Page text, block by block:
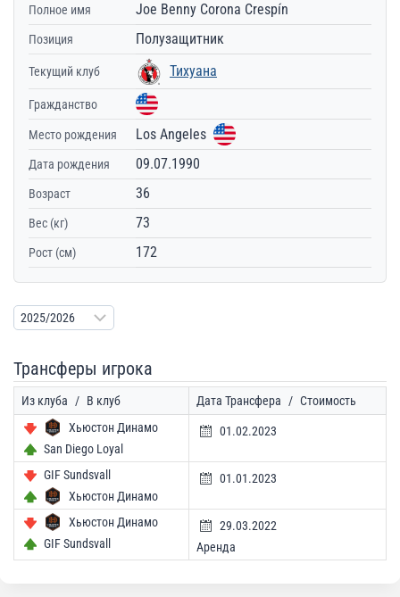
Полное имя Joe Benny Corona Crespín
Позиция Полузащитник
Текущий клуб Тихуана
Гражданство
Место рождения Los Angeles
Дата рождения 09.07.1990
Возраст 36
Вес (кг) 73
Рост (см) 172
Трансферы игрока
Из клуба / В клуб Дата Трансфера / Стоимость
Хьюстон Динамо
San Diego Loyal
01.02.2023
GIF Sundsvall
Хьюстон Динамо
01.01.2023
Хьюстон Динамо
GIF Sundsvall
29.03.2022
Аренда